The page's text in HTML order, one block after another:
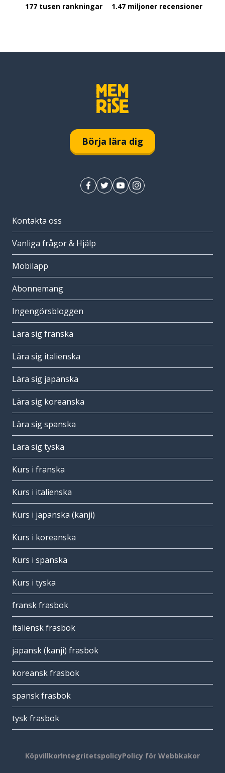
177 tusen rankningar 1.47 miljoner recensioner
Börja lära dig
Kontakta oss
Vanliga frågor & Hjälp
Mobilapp
Abonnemang
Ingengörsbloggen
Lära sig franska
Lära sig italienska
Lära sig japanska
Lära sig koreanska
Lära sig spanska
Lära sig tyska
Kurs i franska
Kurs i italienska
Kurs i japanska (kanji)
Kurs i koreanska
Kurs i spanska
Kurs i tyska
fransk frasbok
italiensk frasbok
japansk (kanji) frasbok
koreansk frasbok
spansk frasbok
tysk frasbok
KöpvillkorIntegritetspolicyPolicy för Webbkakor